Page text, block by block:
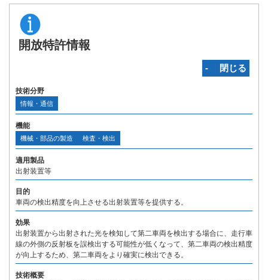
開放特許情報
‐ 閉じる
技術分野
情報・通信
機能
機械・部品の製造 検査・検出
適用製品
出射装置等
目的
車両の検出精度を向上させる出射装置等を提供する。
効果
出射装置から出射された光を検知して第二車両を検出する場合に、走行車
線の外側の反射板を誤検出する可能性が低くなって、第二車両の検出精度
が向上するため、第二車両をより確実に検出できる。
技術概要